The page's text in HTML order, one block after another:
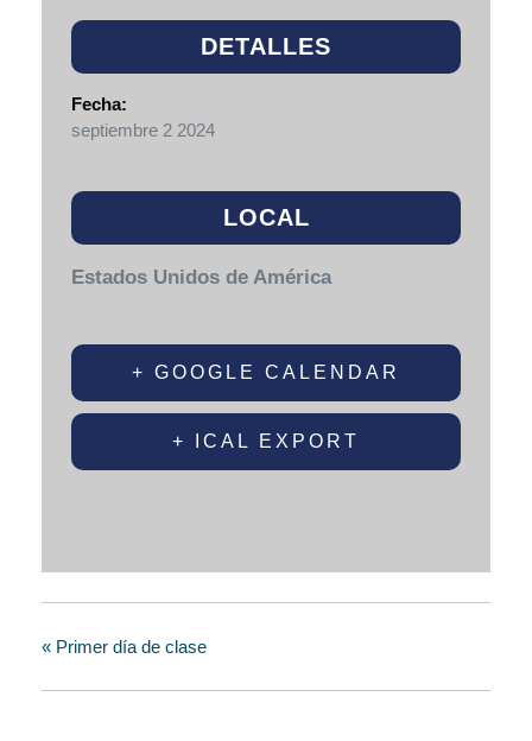
DETALLES
Fecha:
septiembre 2 2024
LOCAL
Estados Unidos de América
+ GOOGLE CALENDAR
+ ICAL EXPORT
« Primer día de clase